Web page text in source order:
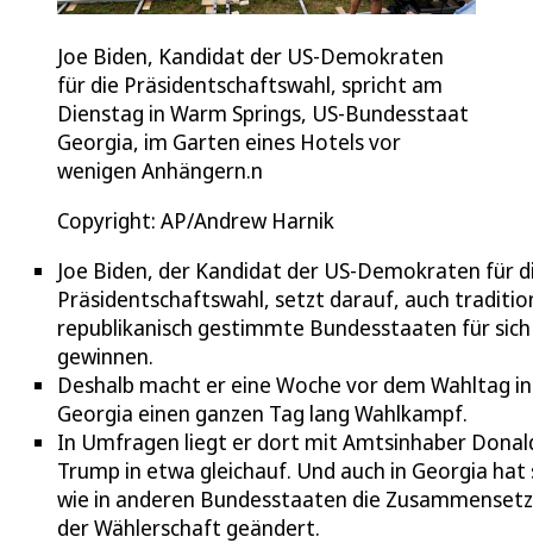
Joe Biden, Kandidat der US-Demokraten
für die Präsidentschaftswahl, spricht am
Dienstag in Warm Springs, US-Bundesstaat
Georgia, im Garten eines Hotels vor
wenigen Anhängern.n
Copyright: AP/Andrew Harnik
Joe Biden, der Kandidat der US-Demokraten für
Präsidentschaftswahl, setzt darauf, auch
republikanisch gestimmte Bundesstaaten für
gewinnen.
Deshalb macht er eine Woche vor dem Wahltag in
Georgia einen ganzen Tag lang Wahlkampf.
In Umfragen liegt er dort mit Amtsinhaber
Trump in etwa gleichauf. Und auch in Georgia hat
wie in anderen Bundesstaaten die
der Wählerschaft geändert.